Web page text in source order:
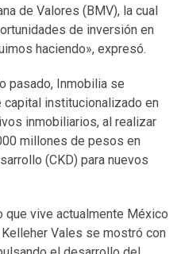
de Valores (BMV), la cual
de inversión en
haciendo», expresó.
pasado, Inmobilia se
institucionalizado en
inmobiliarios, al realizar
millones de pesos en
(CKD) para nuevos
vive actualmente México
Vales se mostró con